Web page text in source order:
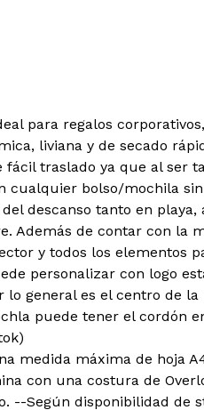
para regalos
liviana y de secado
fácil traslado ya que al ser
cualquier bolso/mochila
descanso tanto en playa,
Además de contar con la
y todos los elementos
personalizar con logo
general es el centro de la
puede tener el cordón
medida máxima de hoja
con una costura de
--Según disponibilidad de